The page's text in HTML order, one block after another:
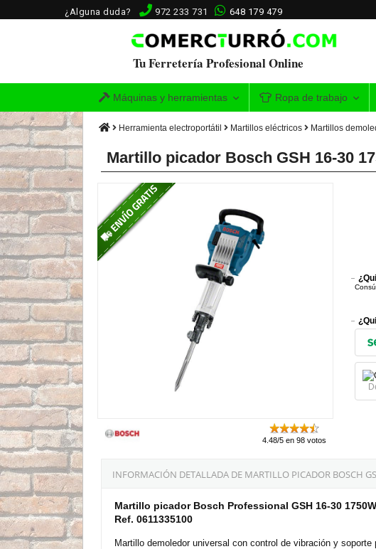
¿Alguna duda? 972 233 731 648 179 479
Tu Ferretería Profesional Online
Máquinas y herramientas Ropa de trabajo
Herramienta electroportátil Martillos eléctricos Martillos
Martillo picador Bosch GSH 16-30
4.48/5 en 98 votos
INFORMACIÓN DETALLADA DE MARTILLO PICADOR BOSCH
Martillo picador Bosch Professional GSH 16-30 1750W
Ref. 0611335100
Martillo demoledor universal con control de vibración y soporte